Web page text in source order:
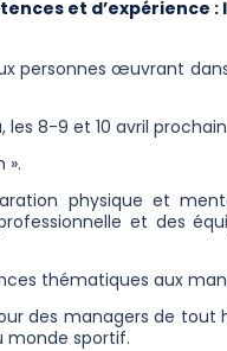
et d’expérience :
personnes œuvrant
les 8-9 et 10 avril
».
physique et
et des
thématiques aux
des managers de
monde sportif.